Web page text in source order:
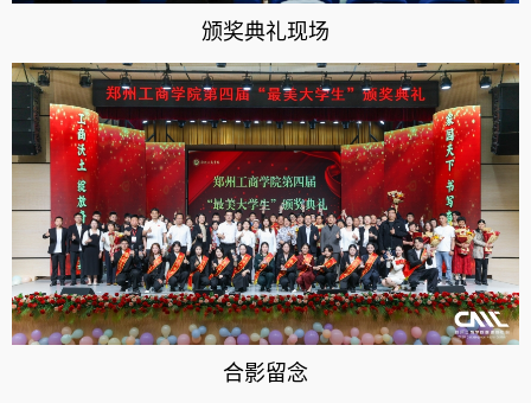
颁奖典礼现场
合影留念